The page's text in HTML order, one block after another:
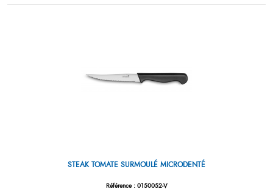
STEAK TOMATE SURMOULÉ MICRODENTÉ
Référence : 0150052-V